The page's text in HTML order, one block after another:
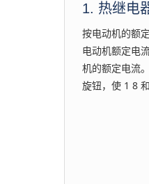
1. 热继电
按电动机的额
电动机额定电
机的额定电流
旋钮，使 1 8